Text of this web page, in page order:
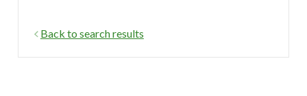
Back to search results